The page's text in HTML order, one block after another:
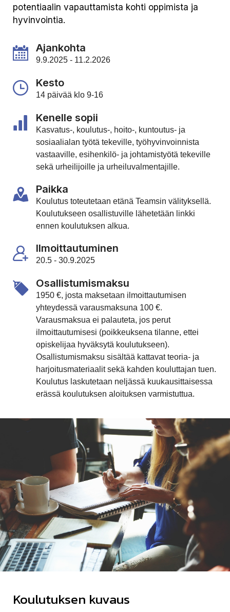
potentiaalin vapauttamista kohti oppimista ja
hyvinvointia.
Ajankohta
9.9.2025 - 11.2.2026
Kesto
14 päivää klo 9-16
Kenelle sopii
Kasvatus-, koulutus-, hoito-, kuntoutus- ja
sosiaalialan työtä tekeville, työhyvinvoinnista
vastaaville, esihenkilö- ja johtamistyötä tekeville
sekä urheilijoille ja urheiluvalmentajille.
Paikka
Koulutus toteutetaan etänä Teamsin välityksellä.
Koulutukseen osallistuville lähetetään linkki
ennen koulutuksen alkua.
Ilmoittautuminen
20.5 - 30.9.2025
Osallistumismaksu
1950 €, josta maksetaan ilmoittautumisen
yhteydessä varausmaksuna 100 €.
Varausmaksua ei palauteta, jos perut
ilmoittautumisesi (poikkeuksena tilanne, ettei
opiskelijaa hyväksytä koulutukseen).
Osallistumismaksu sisältää kattavat teoria- ja
harjoitusmateriaalit sekä kahden kouluttajan tuen.
Koulutus laskutetaan neljässä kuukausittaisessa
erässä koulutuksen aloituksen varmistuttua.
Koulutuksen kuvaus